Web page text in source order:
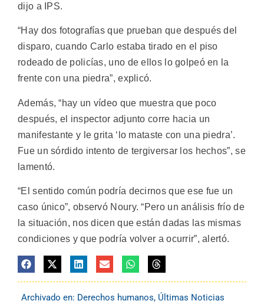
dijo a IPS.
“Hay dos fotografías que prueban que después del
disparo, cuando Carlo estaba tirado en el piso
rodeado de policías, uno de ellos lo golpeó en la
frente con una piedra”, explicó.
Además, “hay un vídeo que muestra que poco
después, el inspector adjunto corre hacia un
manifestante y le grita ‘lo mataste con una piedra’.
Fue un sórdido intento de tergiversar los hechos”, se
lamentó.
“El sentido común podría decirnos que ese fue un
caso único”, observó Noury. “Pero un análisis frío de
la situación, nos dicen que están dadas las mismas
condiciones y que podría volver a ocurrir”, alertó.
Archivado en: Derechos humanos, Últimas Noticias